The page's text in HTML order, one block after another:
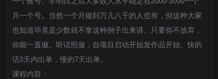
月一个号。当然一个月做到万儿八千的人也有，但这种大家
也知道毕竟是少数就不拿这种例子出来讲。只要你不放弃，
你能一直做。听话照做，自项目启动开始发作品开始。快的
话3天内出单，慢的7天出单。
课程内容：